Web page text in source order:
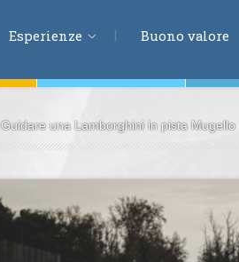
Esperienze
Volare &spazio
Sport &fitness
Mangiare &bere
Buono valore
Guidare una Lamborghini in pista Mugello